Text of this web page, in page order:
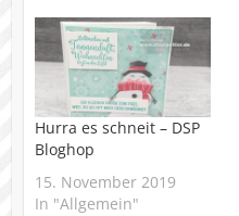
Hurra es schneit – DSP
Bloghop
15. November 2019
In "Allgemein"